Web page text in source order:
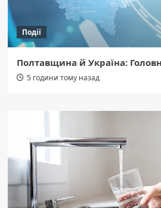
Події
Полтавщина й Україна:
5 години тому назад